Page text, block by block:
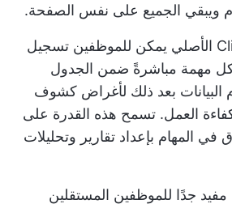
ويبقي الجميع على نفس الصفحة.
يمكن للموظفين تسجيل
مهمة مباشرةً ضمن الجدول
البيانات بعد ذلك لأغراض كشوف
كفاءة العمل. تسمح هذه القدرة على
في المهام بإعداد تقارير وتحليلات
مفيد جدًا للموظفين المستقلين